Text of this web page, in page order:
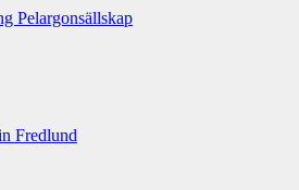
Pelargonsällskap
Fredlund